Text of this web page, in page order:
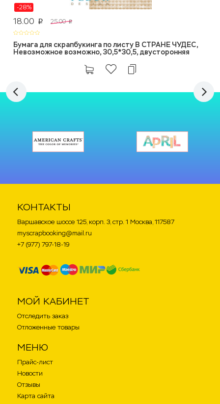
-28%
18.00 p 25.00 p
Бумага для скрапбукинга по листу В СТРАНЕ ЧУДЕС,
Невозможное возможно, 30,5*30,5, двусторонняя
КОНТАКТЫ
Варшавское шоссе 125, корп. 3, стр. 1 Москва, 117587
myscrapbooking@mail.ru
+7 (977) 797-18-19
МОЙ КАБИНЕТ
Отследить заказ
Отложенные товары
МЕНЮ
Прайс-лист
Новости
Отзывы
Карта сайта